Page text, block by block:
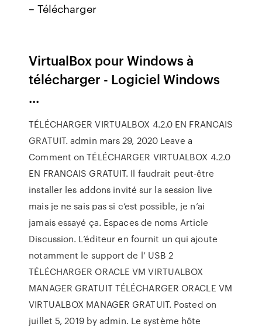
– Télécharger
VirtualBox pour Windows à
télécharger - Logiciel Windows
...
TÉLÉCHARGER VIRTUALBOX 4.2.0 EN FRANCAIS
GRATUIT. admin mars 29, 2020 Leave a
Comment on TÉLÉCHARGER VIRTUALBOX 4.2.0
EN FRANCAIS GRATUIT. Il faudrait peut-être
installer les addons invité sur la session live
mais je ne sais pas si c’est possible, je n’ai
jamais essayé ça. Espaces de noms Article
Discussion. L’éditeur en fournit un qui ajoute
notamment le support de l’ USB 2
TÉLÉCHARGER ORACLE VM VIRTUALBOX
MANAGER GRATUIT TÉLÉCHARGER ORACLE VM
VIRTUALBOX MANAGER GRATUIT. Posted on
juillet 5, 2019 by admin. Le système hôte